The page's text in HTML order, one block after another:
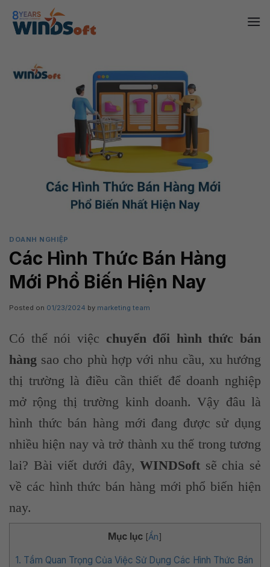
content
DOANH NGHIỆP
Các Hình Thức Bán Hàng
Mới Phổ Biến Hiện Nay
Posted on 01/23/2024 by marketing team
Có thể nói việc chuyển đổi hình thức bán
hàng sao cho phù hợp với nhu cầu, xu hướng
thị trường là điều cần thiết để doanh nghiệp
mở rộng thị trường kinh doanh. Vậy đâu là
hình thức bán hàng mới đang được sử dụng
nhiều hiện nay và trở thành xu thế trong tương
lai? Bài viết dưới đây,WINDSoft sẽ chia sẻ
về các hình thức bán hàng mới phổ biến hiện
nay.
Mục lục [Ẩn]
1. Tầm Quan Trọng Của Việc Sử Dụng Các Hình Thức Bán